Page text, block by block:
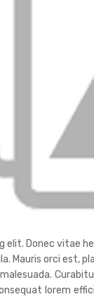
Donec vitae
Mauris orci est,
lorem